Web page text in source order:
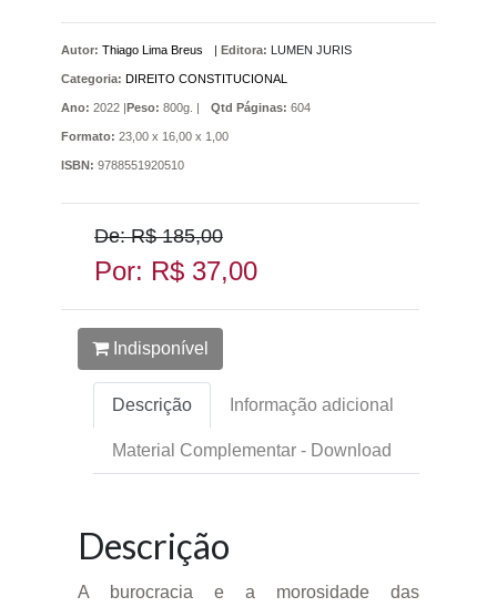
Autor: Thiago Lima Breus Editora: LUMEN JURIS
Categoria: DIREITO CONSTITUCIONAL
Ano: 2022 | Peso: 800g. | Qtd Páginas: 604
Formato: 23,00 x 16,00 x 1,00
ISBN: 9788551920510
De: R$ 185,00
Por: R$ 37,00
Indisponível
Descrição Informação adicional
Material Complementar - Download
Descrição
A burocracia e a morosidade das